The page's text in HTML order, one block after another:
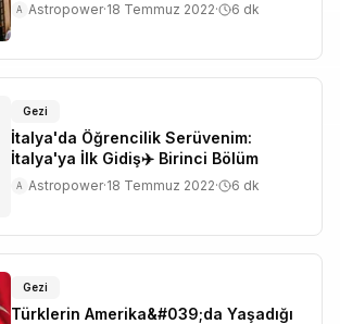
A Astropower·18 Temmuz 2022· 6 dk
Gezi
İtalya'da Öğrencilik Serüvenim:
İtalya'ya İlk Gidiş✈️ Birinci Bölüm
A Astropower·18 Temmuz 2022· 6 dk
Gezi
Türklerin Amerika&#039;da Yaşadığı